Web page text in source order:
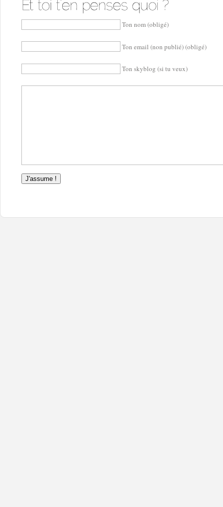
Ton nom (obligé)
Ton email (non publié) (obligé)
Ton skyblog (si tu veux)